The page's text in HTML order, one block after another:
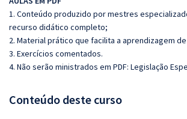
1. Conteúdo produzido por mestres
recurso didático completo;
2. Material prático que facilita a aprendizagem
3. Exercícios comentados.
4. Não serão ministrados em PDF: Legislação
Conteúdo deste curso